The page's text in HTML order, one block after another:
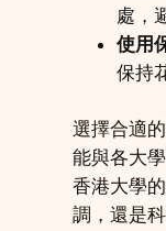
處，
使用
保持
選擇合適
能與各大
香港大學
調，還是